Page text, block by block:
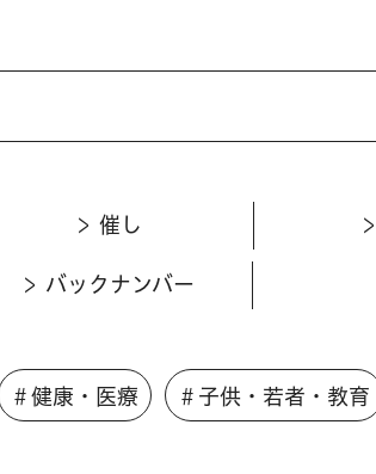
催し
バックナンバー
＃健康・医療 ＃子供・若者・教育